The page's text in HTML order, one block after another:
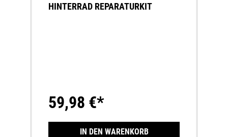
HINTERRAD REPARATURKIT
59,98 €*
IN DEN WARENKORB